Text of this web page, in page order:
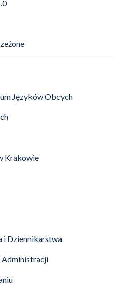
treści)
Języków Obcych
Krakowie
i Dziennikarstwa
Administracji